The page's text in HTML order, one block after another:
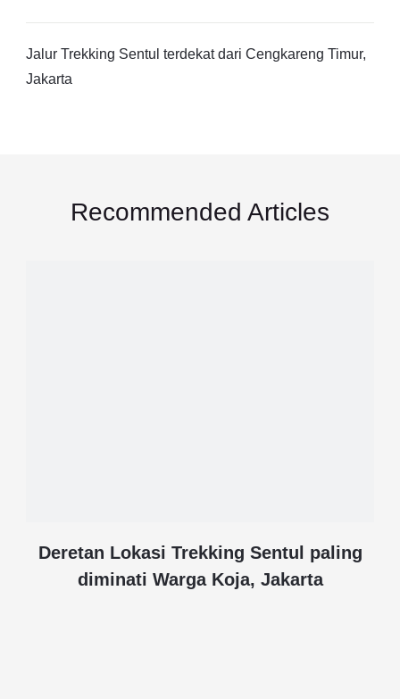
Jalur Trekking Sentul terdekat dari Cengkareng Timur,
Jakarta
Recommended Articles
Deretan Lokasi Trekking Sentul paling
diminati Warga Koja, Jakarta